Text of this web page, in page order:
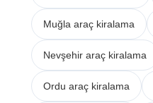
Muğla araç kiralama
Nevşehir araç kiralama
Ordu araç kiralama